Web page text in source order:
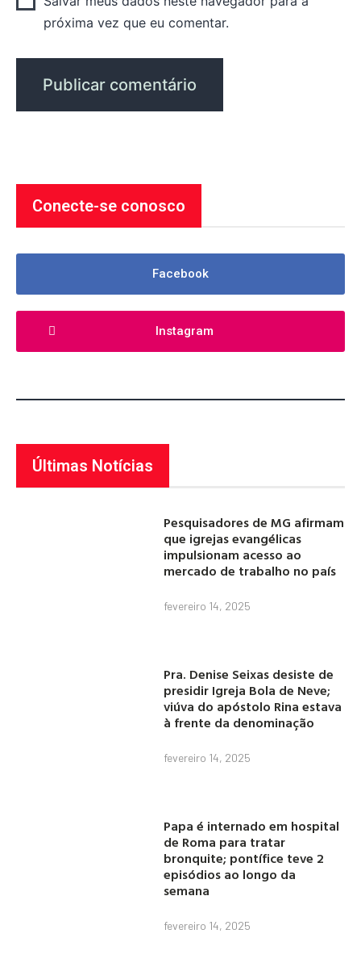
próxima vez que eu comentar.
Conecte-se conosco
Facebook
Instagram
Últimas Notícias
Pesquisadores de MG afirmam
que igrejas evangélicas
impulsionam acesso ao
mercado de trabalho no país
fevereiro 14, 2025
Pra. Denise Seixas desiste de
presidir Igreja Bola de Neve;
viúva do apóstolo Rina estava
à frente da denominação
fevereiro 14, 2025
Papa é internado em hospital
de Roma para tratar
bronquite; pontífice teve 2
episódios ao longo da
semana
fevereiro 14, 2025